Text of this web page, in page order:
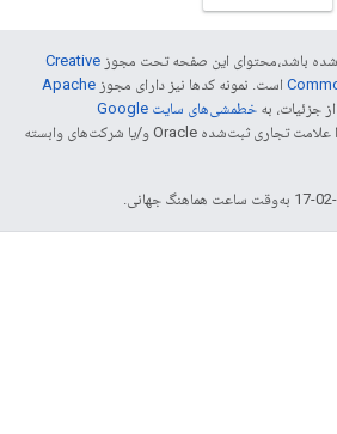
شده باشد،‌محتوای این صفحه تحت مجوز Creative
است. نمونه کدها نیز دارای مجوز Apache
جزئیات، به
خطمشی‌های سایت Google
مراجعه کنید. جاوا علامت تجاری ثبت‌شده Oracle و/یا شرکت‌های وابسته